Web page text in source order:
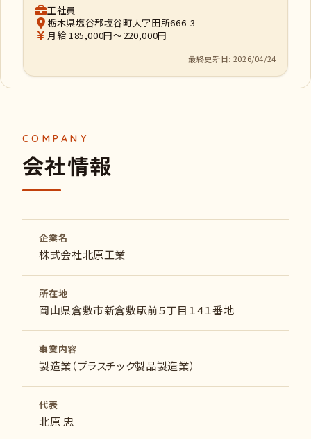
正社員
栃木県塩谷郡塩谷町大字田所666-3
月給 185,000円～220,000円
最終更新日: 2026/04/24
会社情報
企業名
株式会社北原工業
所在地
岡山県倉敷市新倉敷駅前５丁目１４１番地
事業内容
製造業（プラスチック製品製造業）
代表
北原 忠